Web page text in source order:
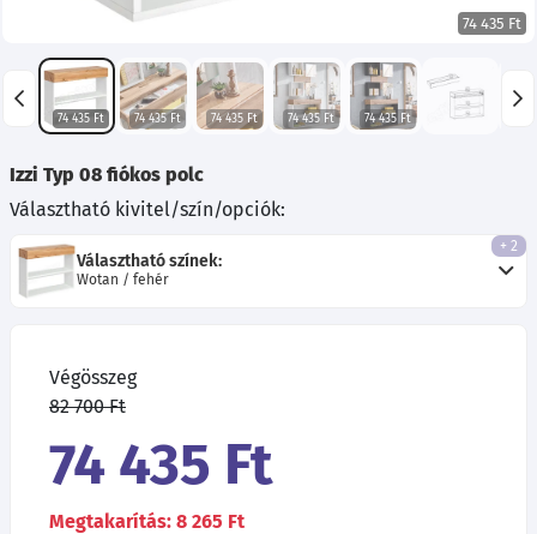
74 435 Ft
74 435 Ft 74 435 Ft 74 435 Ft 74 435 Ft 74 435 Ft
Izzi Typ 08 fiókos polc
Választható kivitel/szín/opciók:
Választható színek:
Wotan / fehér
+ 2
Végösszeg
82 700 Ft
74 435 Ft
Megtakarítás: 8 265 Ft